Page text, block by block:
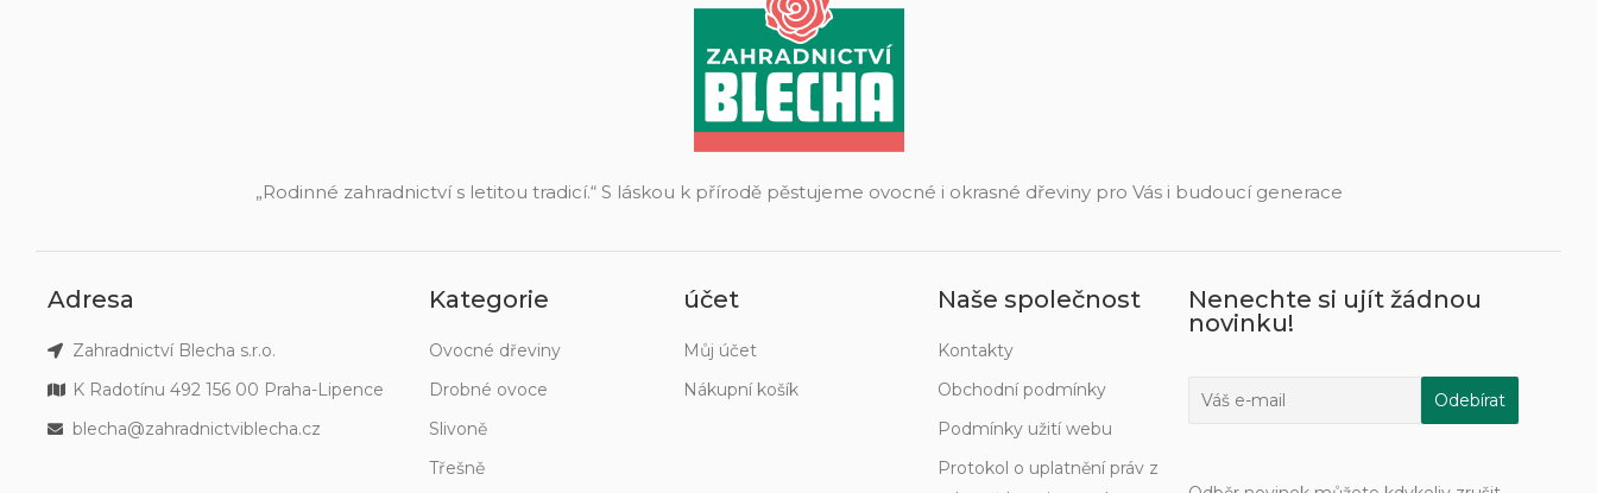
„Rodinné zahradnictví s letitou tradicí.“ S láskou k přírodě pěstujeme ovocné i okrasné dřeviny pro Vás i budoucí generace
Adresa
Zahradnictví Blecha s.r.o.
K Radotínu 492 156 00 Praha-Lipence
blecha@zahradnictviblecha.cz
Kategorie
Ovocné dřeviny
Drobné ovoce
Slivoně
Třešně
účet
Můj účet
Nákupní košík
Naše společnost
Kontakty
Obchodní podmínky
Podmínky užití webu
Protokol o uplatnění práv z
Nenechte si ujít žádnou
novinku!